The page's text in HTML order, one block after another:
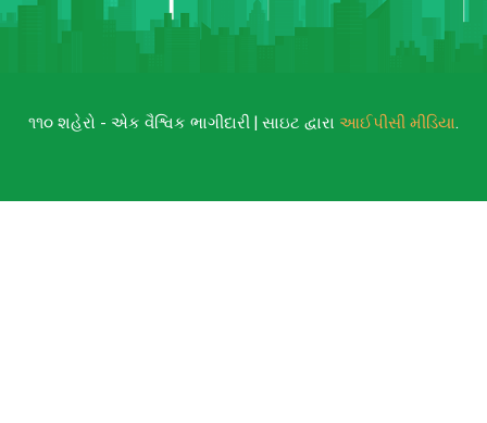
૧૧૦ શહેરો - એક વૈશ્વિક ભાગીદારી | સાઇટ દ્વારા આઈપીસી મીડિયા.